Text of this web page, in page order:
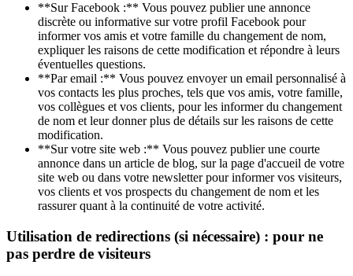
**Sur Facebook :** Vous pouvez publier une annonce
discrète ou informative sur votre profil Facebook pour
informer vos amis et votre famille du changement de nom,
expliquer les raisons de cette modification et répondre à leurs
éventuelles questions.
**Par email :** Vous pouvez envoyer un email personnalisé à
vos contacts les plus proches, tels que vos amis, votre famille,
vos collègues et vos clients, pour les informer du changement
de nom et leur donner plus de détails sur les raisons de cette
modification.
**Sur votre site web :** Vous pouvez publier une courte
annonce dans un article de blog, sur la page d'accueil de votre
site web ou dans votre newsletter pour informer vos visiteurs,
vos clients et vos prospects du changement de nom et les
rassurer quant à la continuité de votre activité.
Utilisation de redirections (si nécessaire) : pour ne
pas perdre de visiteurs